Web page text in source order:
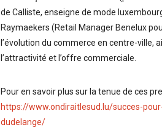
de Calliste, enseigne de mode
Raymaekers (Retail Manager Benelux
l’évolution du commerce en centre-
l’attractivité et l’offre commerciale.
Pour en savoir plus sur la tenue de ces
https://www.ondiraitlesud.lu/succes-
dudelange/